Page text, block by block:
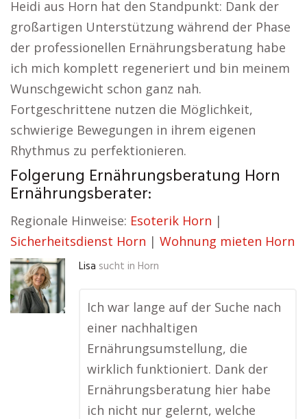
Heidi aus Horn hat den Standpunkt: Dank der
großartigen Unterstützung während der Phase
der professionellen Ernährungsberatung habe
ich mich komplett regeneriert und bin meinem
Wunschgewicht schon ganz nah.
Fortgeschrittene nutzen die Möglichkeit,
schwierige Bewegungen in ihrem eigenen
Rhythmus zu perfektionieren.
Folgerung Ernährungsberatung Horn
Ernährungsberater:
Regionale Hinweise: Esoterik Horn |
Sicherheitsdienst Horn | Wohnung mieten Horn
Lisa sucht in Horn
Ich war lange auf der Suche nach
einer nachhaltigen
Ernährungsumstellung, die
wirklich funktioniert. Dank der
Ernährungsberatung hier habe
ich nicht nur gelernt, welche